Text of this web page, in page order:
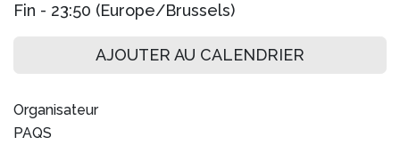
Fin - 23:50 (Europe/Brussels)
AJOUTER AU CALENDRIER
Organisateur
PAQS